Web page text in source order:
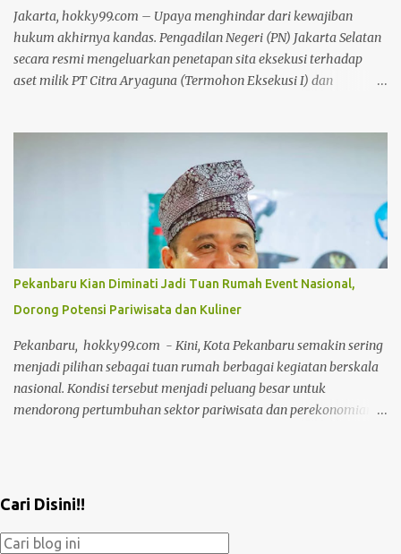
Menengah (UMKM) lokal yang memadati area kegiatan
melaporkan lonjakan omzet yang positif berkat ramainya
pengunjun...
Jakarta, hokky99.com – Upaya menghindar dari kewajiban
hukum akhirnya kandas. Pengadilan Negeri (PN) Jakarta Selatan
secara resmi mengeluarkan penetapan sita eksekusi terhadap
aset milik PT Citra Aryaguna (Termohon Eksekusi I) dan
berkekuatan hukum tetap (inkrah) secara sukarela. Berdasarkan
berkas Penetapan Sita Eksekusi Nomor:
75/Pen.Eks/SITA/2025/PN.Jkt.Sel, Ketua PN Jakarta Selatan
memerintahkan Panitera untuk melakukan sita/blokir terhadap
rekening Bank Mandiri atas nama PT Citra Aryaguna dengan
nomor rekening 1220072588885. Tidak hanya rekening
korporasi, sebidang tanah dan bangunan (rumah) milik Elisabeth
Louise Coreta yang terletak di Jalan Bangka X Nomor 43, Pela
Mampang, Jakarta Selatan, juga turut disita paksa oleh
pengadilan. Eksekusi riil ini merupakan buntut dari kemenangan
telak Karmila Karmaya (P...
Pekanbaru Kian Diminati Jadi Tuan Rumah Event Nasional,
Dorong Potensi Pariwisata dan Kuliner
Pekanbaru, hokky99.com - Kini, Kota Pekanbaru semakin sering
menjadi pilihan sebagai tuan rumah berbagai kegiatan berskala
nasional. Kondisi tersebut menjadi peluang besar untuk
mendorong pertumbuhan sektor pariwisata dan perekonomian
Ikatan Apoteker Indonesia (IAI), khususnya yang bergerak di
diikuti sekitar 1.500 peserta dari berbagai daerah di Indonesia.
Cari Disini!!